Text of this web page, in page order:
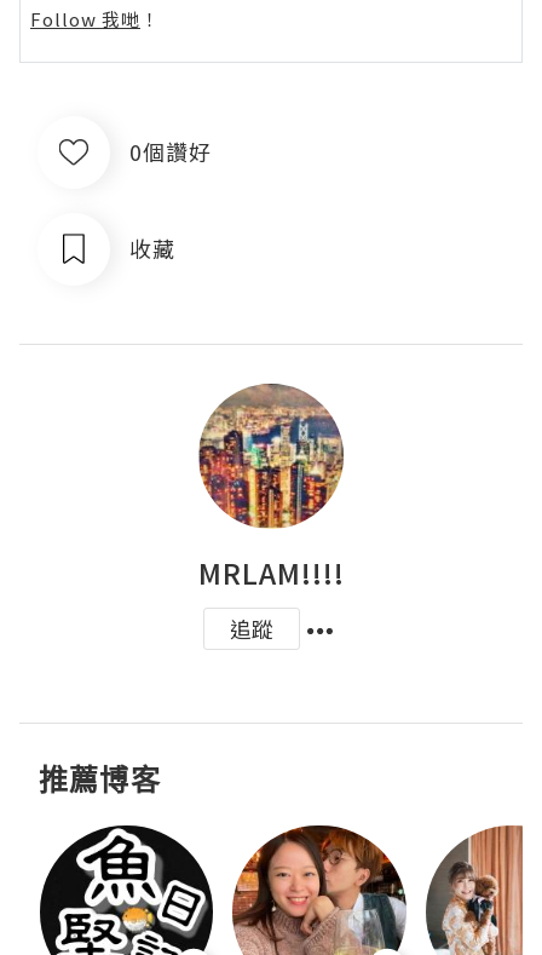
Follow 我哋 ！
0個讚好
收藏
MRLAM!!!!
追蹤
推薦博客